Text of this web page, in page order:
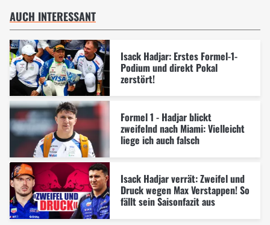
AUCH INTERESSANT
Isack Hadjar: Erstes Formel-1-
Podium und direkt Pokal
zerstört!
Formel 1 - Hadjar blickt
zweifelnd nach Miami: Vielleicht
liege ich auch falsch
Isack Hadjar verrät: Zweifel und
Druck wegen Max Verstappen! So
fällt sein Saisonfazit aus